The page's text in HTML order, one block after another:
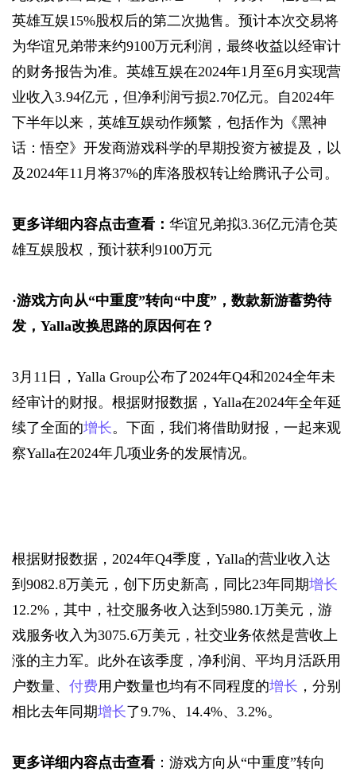
英雄互娱15%股权后的第二次抛售。预计本次交易将
为华谊兄弟带来约9100万元利润，最终收益以经审计
的财务报告为准。英雄互娱在2024年1月至6月实现营
业收入3.94亿元，但净利润亏损2.70亿元。自2024年
下半年以来，英雄互娱动作频繁，包括作为《黑神
话：悟空》开发商游戏科学的早期投资方被提及，以
及2024年11月将37%的库洛股权转让给腾讯子公司。
更多详细内容点击查看： 华谊兄弟拟3.36亿元清仓英
雄互娱股权，预计获利9100万元
·游戏方向从“中重度”转向“中度”，数款新游蓄势待
发，Yalla改换思路的原因何在？
3月11日，Yalla Group公布了2024年Q4和2024全年未
经审计的财报。根据财报数据，Yalla在2024年全年延
续了全面的增长。下面，我们将借助财报，一起来观
察Yalla在2024年几项业务的发展情况。
根据财报数据，2024年Q4季度，Yalla的营业收入达
到9082.8万美元，创下历史新高，同比23年同期增长
12.2%，其中，社交服务收入达到5980.1万美元，游
戏服务收入为3075.6万美元，社交业务依然是营收上
涨的主力军。此外在该季度，净利润、平均月活跃用
户数量、 付费用户数量也均有不同程度的增长 ，分别
相比去年同期增长了9.7%、14.4%、3.2%。
更多详细内容点击查看 ：游戏方向从“中重度”转向